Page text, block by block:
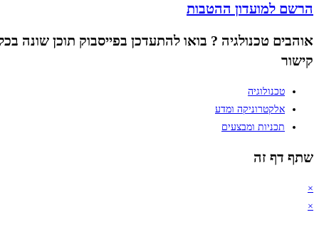
הרשם למועדון ההטבות
אוהבים טכנולגיה ? בואו להתעדכן בפייסבוק תוכן שונה בכל
קישור
טכנולוגיה
אלקטרוניקה ומדע
תכניות ומבצעים
שתף דף זה